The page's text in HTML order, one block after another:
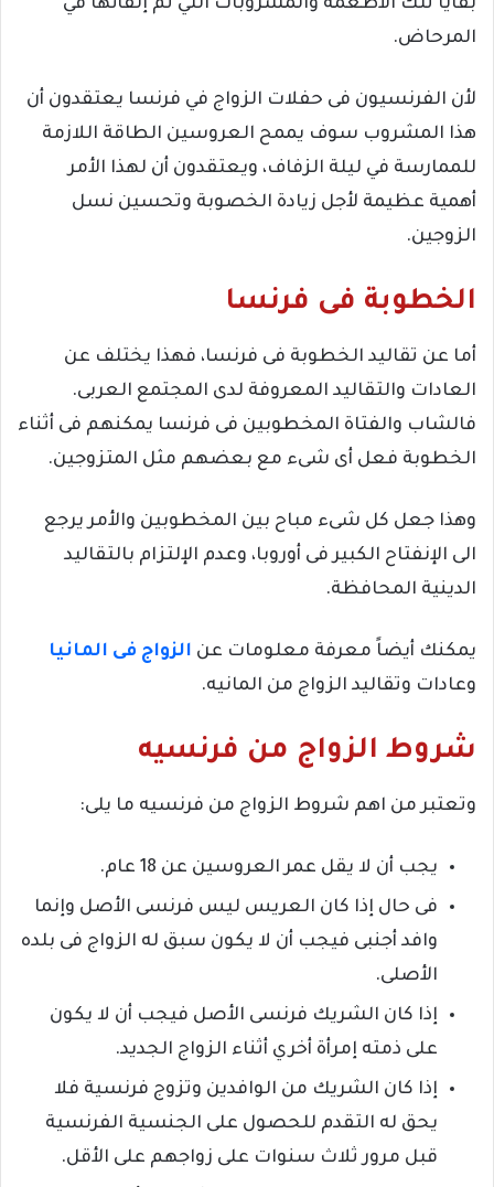
بقايا تلك الأطعمة والمشروبات التي تم إلقائها في
المرحاض.
لأن الفرنسيون فى حفلات الزواج في فرنسا يعتقدون أن
هذا المشروب سوف يممح العروسين الطاقة اللازمة
للممارسة في ليلة الزفاف، ويعتقدون أن لهذا الأمر
أهمية عظيمة لأجل زيادة الخصوبة وتحسين نسل
الزوجين.
الخطوبة فى فرنسا
أما عن تقاليد الخطوبة فى فرنسا، فهذا يختلف عن
العادات والتقاليد المعروفة لدى المجتمع العربى.
فالشاب والفتاة المخطوبين فى فرنسا يمكنهم فى أثناء
الخطوبة فعل أى شىء مع بعضهم مثل المتزوجين.
وهذا جعل كل شىء مباح بين المخطوبين والأمر يرجع
الى الإنفتاح الكبير فى أوروبا، وعدم الإلتزام بالتقاليد
الدينية المحافظة.
يمكنك أيضاً معرفة معلومات عن الزواج فى المانيا
وعادات وتقاليد الزواج من المانيه.
شروط الزواج من فرنسيه
وتعتبر من اهم شروط الزواج من فرنسيه ما يلى:
يجب أن لا يقل عمر العروسين عن 18 عام.
فى حال إذا كان العريس ليس فرنسى الأصل وإنما
وافد أجنبى فيجب أن لا يكون سبق له الزواج فى بلده
الأصلى.
إذا كان الشريك فرنسى الأصل فيجب أن لا يكون
على ذمته إمرأة أخري أثناء الزواج الجديد.
إذا كان الشريك من الوافدين وتزوج فرنسية فلا
يحق له التقدم للحصول على الجنسية الفرنسية
قبل مرور ثلاث سنوات على زواجهم على الأقل.